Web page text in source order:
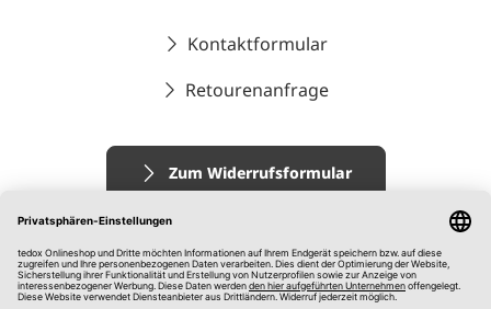
Kontaktformular
Retourenanfrage
Zum Widerrufsformular
Impressum
AGB